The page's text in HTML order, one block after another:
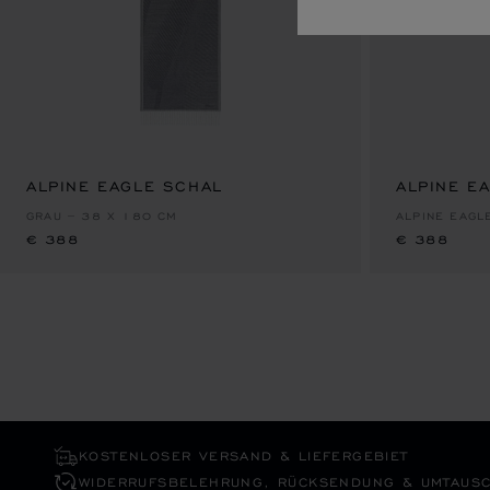
ALPINE EAGLE SCHAL
GRAU – 38 X 180 CM
€ 388
€ 388 ALPINE
ALPINE
€ 388
€ 388
KOSTENLOSER VERSAND & LIEFERGEBIET
WIDERRUFS­BELEHRUNG, RÜCKSENDUNG &